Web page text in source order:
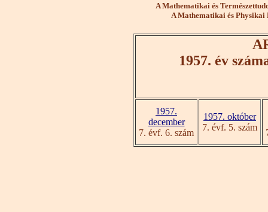
A Mathematikai és
A Mathematikai és
1957. év
1957.
december
7. évf. 6. szám
1957. október
7. évf. 5. szám